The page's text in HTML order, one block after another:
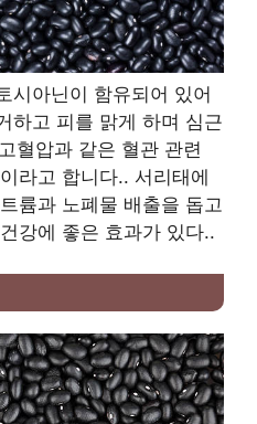
시아닌이 함유되어 있어
하고 피를 맑게 하며 심근
고혈압과 같은 혈관 관련
라고 합니다.. 서리태에
륨과 노폐물 배출을 돕고
강에 좋은 효과가 있다..